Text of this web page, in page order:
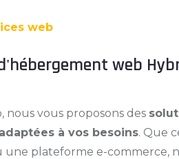
web
web
nous vous proposons des
à vos besoins. Que
une plateforme e-commerce,